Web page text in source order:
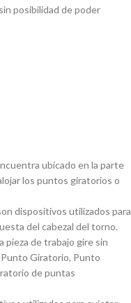
posibilidad de poder
ubicado en la parte
los puntos giratorios o
dispositivos utilizados para
del cabezal del torno.
pieza de trabajo gire sin
Giratorio, Punto
de puntas